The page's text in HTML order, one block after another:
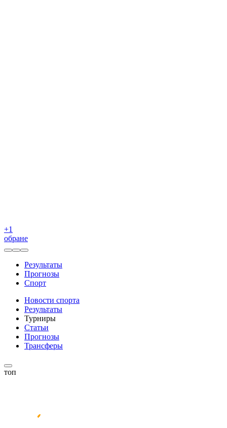
+1
обране
Результаты
Прогнозы
Спорт
Новости спорта
Результаты
Турниры
Статьи
Прогнозы
Трансферы
топ